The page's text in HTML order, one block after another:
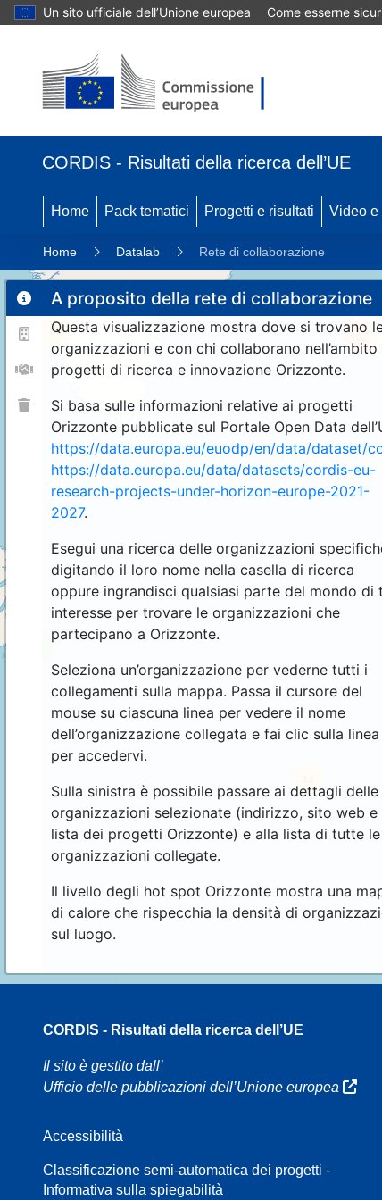
Un sito ufficiale dell’Unione europea Come esserne
CORDIS - Risultati della ricerca dell’UE
Home Pack tematici Progetti e risultati Video e
Home Datalab Rete di collaborazione
A proposito della rete di collaborazione
Questa visualizzazione mostra dove si trovano
organizzazioni e con chi collaborano nell’ambito
progetti di ricerca e innovazione Orizzonte.
Si basa sulle informazioni relative ai progetti
Orizzonte pubblicate sul Portale Open Data
https://data.europa.eu/euodp/en/data/dataset/
https://data.europa.eu/data/datasets/cordis-eu-
research-projects-under-horizon-europe-2021-
2027.
Esegui una ricerca delle organizzazioni
digitando il loro nome nella casella di ricerca
oppure ingrandisci qualsiasi parte del mondo di
interesse per trovare le organizzazioni che
partecipano a Orizzonte.
Seleziona un’organizzazione per vederne tutti i
collegamenti sulla mappa. Passa il cursore del
mouse su ciascuna linea per vedere il nome
dell’organizzazione collegata e fai clic sulla linea
per accedervi.
Sulla sinistra è possibile passare ai dettagli delle
organizzazioni selezionate (indirizzo, sito web e
lista dei progetti Orizzonte) e alla lista di tutte le
organizzazioni collegate.
Il livello degli hot spot Orizzonte mostra una
di calore che rispecchia la densità di
sul luogo.
11 192
CORDIS - Risultati della ricerca dell’UE
Il sito è gestito dall’
Ufficio delle pubblicazioni dell’Unione europea
Accessibilità
Classificazione semi-automatica dei progetti -
Informativa sulla spiegabilità